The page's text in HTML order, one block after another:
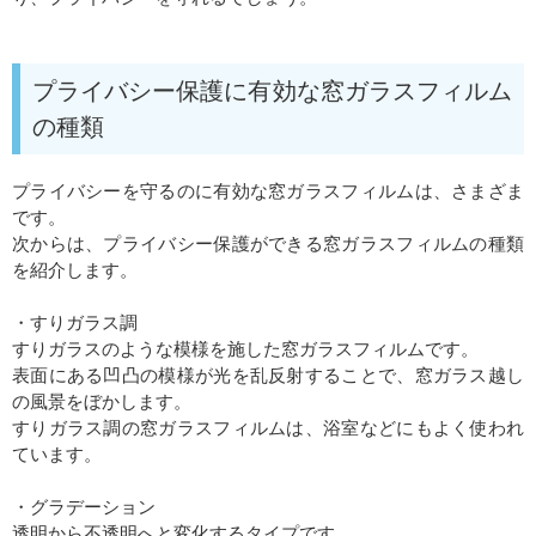
プライバシー保護に有効な窓ガラスフィルム
の種類
プライバシーを守るのに有効な窓ガラスフィルムは、さまざま
です。
次からは、プライバシー保護ができる窓ガラスフィルムの種類
を紹介します。
・すりガラス調
すりガラスのような模様を施した窓ガラスフィルムです。
表面にある凹凸の模様が光を乱反射することで、窓ガラス越し
の風景をぼかします。
すりガラス調の窓ガラスフィルムは、浴室などにもよく使われ
ています。
・グラデーション